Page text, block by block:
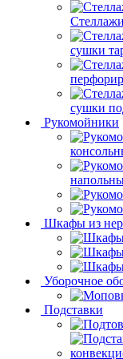
сушки
сушки
Рукомойники
Шкафы из
Уборочное
Подставки